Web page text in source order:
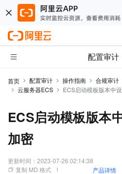
配置审计
首页 配置审计 操作指南 合规审计
云服务器ECS
ECS启动模板版本中
ECS启动模板版本
加密
更新时间： 2023-07-26 02:14:38
复制 MD 格式
产品详情